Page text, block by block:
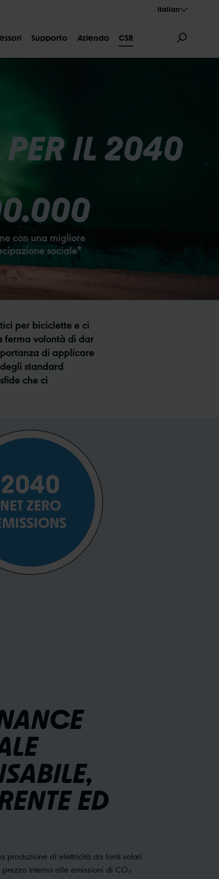
Italian
Supporto Azienda CSR
DELLE MISURE AEROTHAN ALBERT
IL 2040
con una migliore
sociale*
per biciclette e ci
ferma volontà di dar
di applicare
standard
che ci
ED
produzione di elettricità da fonti solari
interno alle emissioni di CO₂